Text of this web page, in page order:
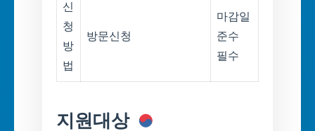
신
청
방
법
방문신청
마감일
준수
필수
지원대상